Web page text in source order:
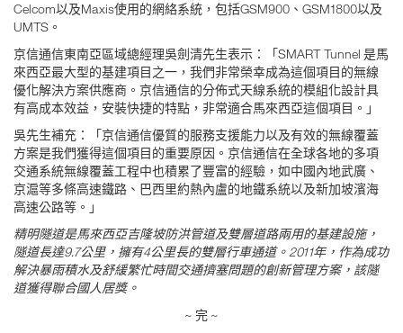
Celcom以及Maxis使用的網絡系統，包括GSM900、GSM1800以及
UMTS。
京信通信東南亞區域總經理吳劍清先生表示：「SMART Tunnel 是馬
來西亞最大型的基建項目之一，我們非常榮幸成為這個項目的無線
優化解決方案供應商。京信通信的分佈式天線系統的模組化設計具
有高成本效益，安裝快捷的特點，非常適合馬來西亞這個項目。」
吳先生補充：「京信通信優質的服務支援能力以及有效的無線覆蓋
方案是我們獲得這個項目的重要原因。京信通信在全球各地的多項
交通系統無線覆蓋工程中也積累了豐富的經驗，如中國內地武廣、
京滬等多條高速鐵路、巴西里約熱內盧的地鐵系統以及新加坡濱海
高速公路等。」
精明隧道是馬來西亞吉隆坡防洪管道及雙層道路兩用的基建設施，
隧道長達9.7公里，擁有4公里長的雙層行車通道。2011年，作為成功
解決暴雨積水及舒緩繁忙時間交通擠塞問題的創新管理方案，該隧
道獲得聯合國人居獎。
~ 完 ~